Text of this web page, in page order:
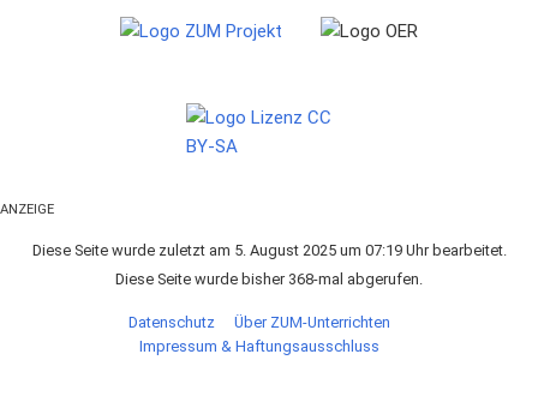
ANZEIGE
Diese Seite wurde zuletzt am 5. August 2025 um 07:19 Uhr bearbeitet.
Diese Seite wurde bisher 368-mal abgerufen.
Datenschutz
Über ZUM-Unterrichten
Impressum & Haftungsausschluss